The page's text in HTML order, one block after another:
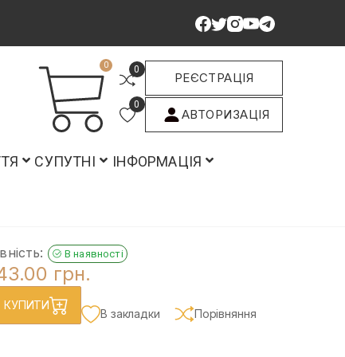
0 0
0
РЕЄСТРАЦІЯ
АВТОРИЗАЦІЯ
СУПУТНІ ІНФОРМАЦІЯ
В наявності
грн.
КУПИТИ
В закладки Порівняння